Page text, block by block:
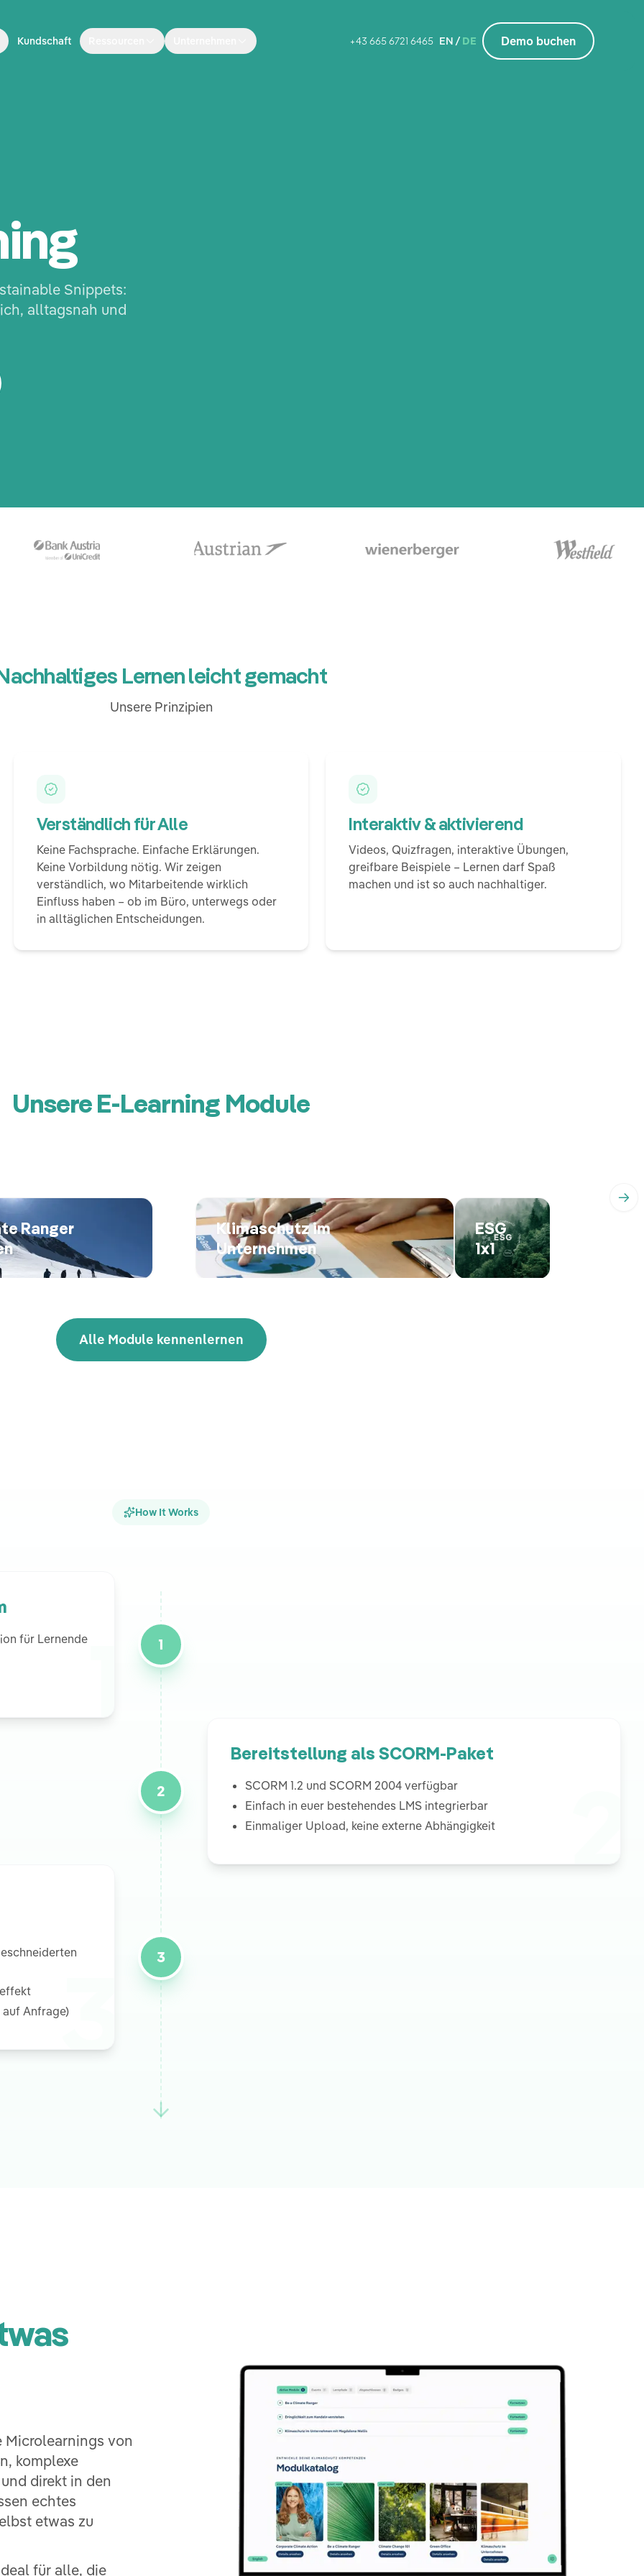
Kundschaft +43 665 6721 6465 EN / DE Demo buchen
Snippets:
alltagsnah und
Lernen leicht gemacht
Unsere Prinzipien
Verständlich für Alle
Keine Fachsprache. Einfache Erklärungen.
Keine Vorbildung nötig. Wir zeigen
verständlich, wo Mitarbeitende wirklich
Einfluss haben – ob im Büro, unterwegs oder
in alltäglichen Entscheidungen.
Interaktiv & aktivierend
Videos, Quizfragen, interaktive Übungen,
greifbare Beispiele – Lernen darf Spaß
machen und ist so auch nachhaltiger.
Unsere E-Learning Module
Ranger
Klimaschutz im
Unternehmen
ESG
1x1
→
Alle Module kennenlernen
How It Works
1
1
für Lernende
2 2
Bereitstellung als SCORM-Paket
SCORM 1.2 und SCORM 2004 verfügbar
Einfach in euer bestehendes LMS integrierbar
Einmaliger Upload, keine externe Abhängigkeit
3
3
Anfrage)
Microlearnings von
komplexe
direkt in den
echtes
etwas zu
für alle, die